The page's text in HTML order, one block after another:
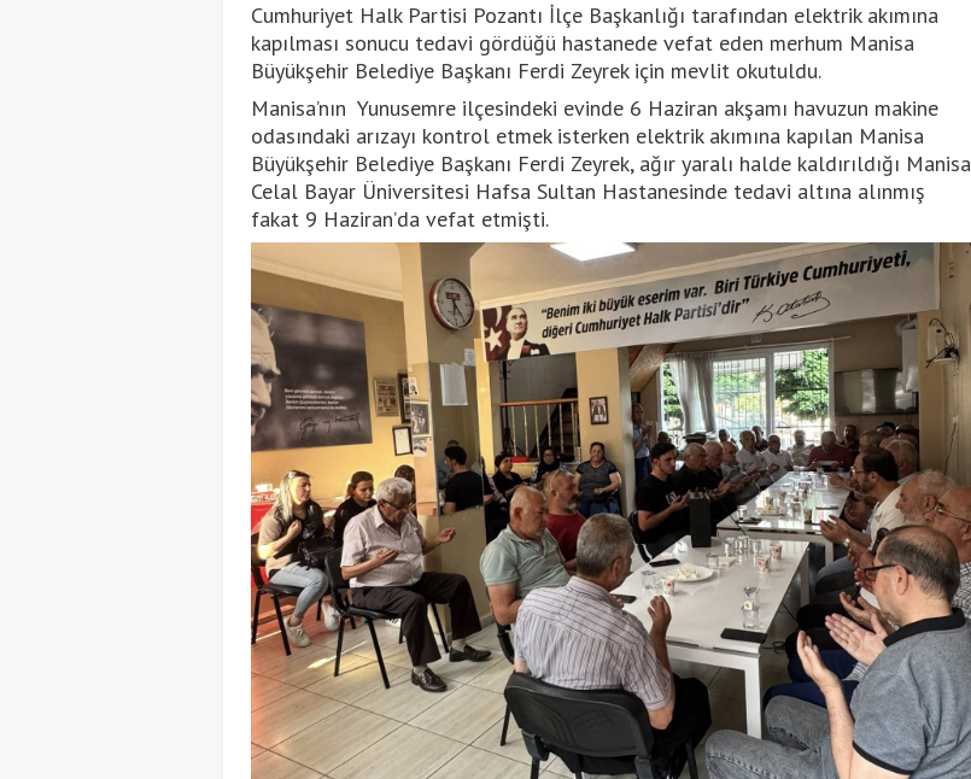
Cumhuriyet Halk Partisi Pozantı İlçe Başkanlığı tarafından elektrik akımına
kapılması sonucu tedavi gördüğü hastanede vefat eden merhum Manisa
Büyükşehir Belediye Başkanı Ferdi Zeyrek için mevlit okutuldu.
Manisa’nın Yunusemre ilçesindeki evinde 6 Haziran akşamı havuzun makine
odasındaki arızayı kontrol etmek isterken elektrik akımına kapılan Manisa
Büyükşehir Belediye Başkanı Ferdi Zeyrek, ağır yaralı halde kaldırıldığı Manisa
Celal Bayar Üniversitesi Hafsa Sultan Hastanesinde tedavi altına alınmış
fakat 9 Haziran’da vefat etmişti.